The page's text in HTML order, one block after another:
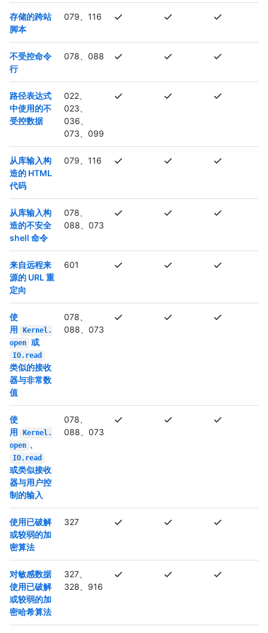
存储的跨站
脚本
079、116
不受控命令
行
078、088
路径表达式
中使用的不
受控数据
022、
023、
036、
073、099
从库输入构
造的 HTML
代码
079、116
从库输入构
造的不安全
shell 命令
078、
088、073
来自远程来
源的 URL 重
定向
601
使
用
Kernel.
open 或
IO.read
类似的接收
器与非常数
值
078、
088、073
使
用
Kernel.
open 、
IO.read
或类似接收
器与用户控
制的输入
078、
088、073
使用已破解
或较弱的加
密算法
327
对敏感数据
使用已破解
或较弱的加
密哈希算法
327、
328、916